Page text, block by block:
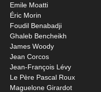
Emile Moatti
Éric Morin
Foudil Benabadji
Ghaleb Bencheikh
James Woody
Jean Corcos
Jean-François Lévy
Le Père Pascal Roux
Maguelone Girardot